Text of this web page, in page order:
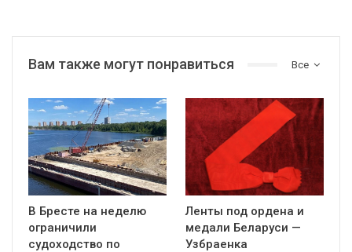
Все
Вам также могут понравиться
В Бресте на неделю
ограничили
судоходство по
Ленты под ордена и
медали Беларуси —
Узбраенка